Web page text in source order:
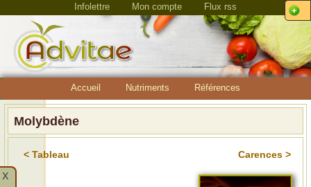
Infolettre Mon compte Flux rss
Accueil Nutriments Références
Molybdène
< Tableau
Carences >
X